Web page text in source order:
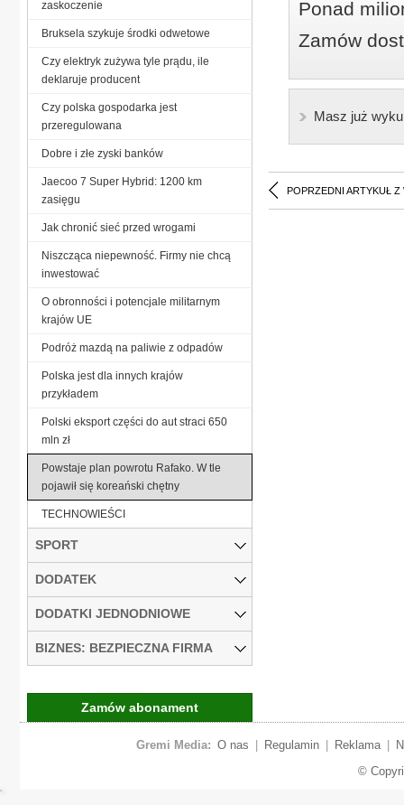
Ponad
Zamów
Masz już
POPRZEDNI ARTYKUŁ Z
zaskoczenie
Bruksela szykuje środki odwetowe
Czy elektryk zużywa tyle prądu, ile
deklaruje producent
Czy polska gospodarka jest
przeregulowana
Dobre i złe zyski banków
Jaecoo 7 Super Hybrid: 1200 km
zasięgu
Jak chronić sieć przed wrogami
Niszcząca niepewność. Firmy nie chcą
inwestować
O obronności i potencjale militarnym
krajów UE
Podróż mazdą na paliwie z odpadów
Polska jest dla innych krajów
przykładem
Polski eksport części do aut straci 650
mln zł
Powstaje plan powrotu Rafako. W tle
pojawił się koreański chętny
TECHNOWIEŚCI
SPORT
DODATEK
DODATKI JEDNODNIOWE
BIZNES: BEZPIECZNA FIRMA
Zamów abonament
Gremi Media: O nas Regulamin Reklama
©